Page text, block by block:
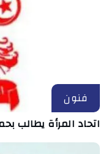
فنون
اتحاد المرأة يطالب